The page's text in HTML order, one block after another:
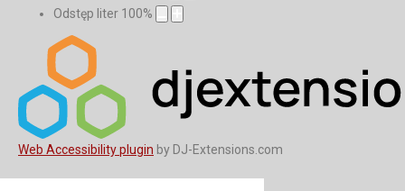
Odstęp liter 100%
Web Accessibility plugin by DJ-Extensions.com